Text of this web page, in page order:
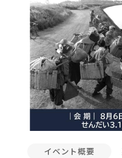
イベント概要